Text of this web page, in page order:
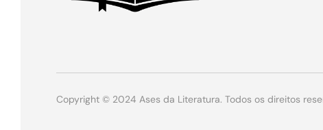
Copyright © 2024 Ases da Literatura. Todos os direitos